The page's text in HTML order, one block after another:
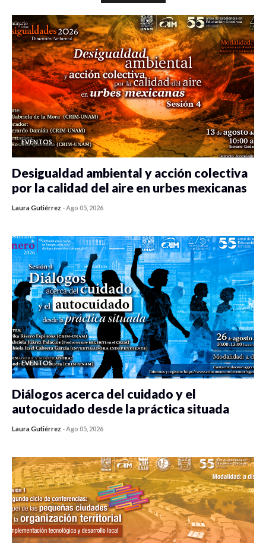
EVENTOS
Desigualdad ambiental y acción colectiva
por la calidad del aire en urbes mexicanas
Laura Gutiérrez -Ago 05, 2026
EVENTOS
Diálogos acerca del cuidado y el
autocuidado desde la práctica situada
Laura Gutiérrez -Ago 05, 2026